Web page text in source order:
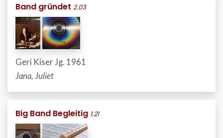
Band gründet 2.03
Geri Kiser Jg. 1961
Jana, Juliet
Big Band Begleitig 1.21